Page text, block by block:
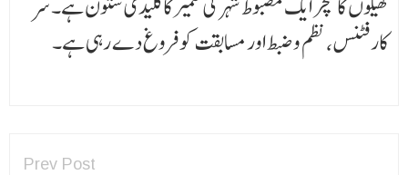
کھیلوں کا کلچر ایک مضبوط شہر کی تعمیر کا کلیدی ستون ہے۔ سر
کار فٹنس، نظم و ضبط اور مسابقت کو فروغ دے رہی ہے۔
Prev Post